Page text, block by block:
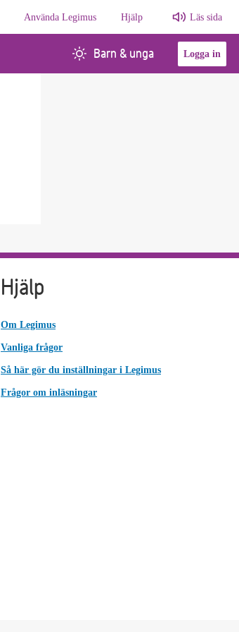
Använda Legimus Hjälp Läs sida
Barn & unga Logga in
Hjälp
Om Legimus
Vanliga frågor
Så här gör du inställningar i Legimus
Frågor om inläsningar